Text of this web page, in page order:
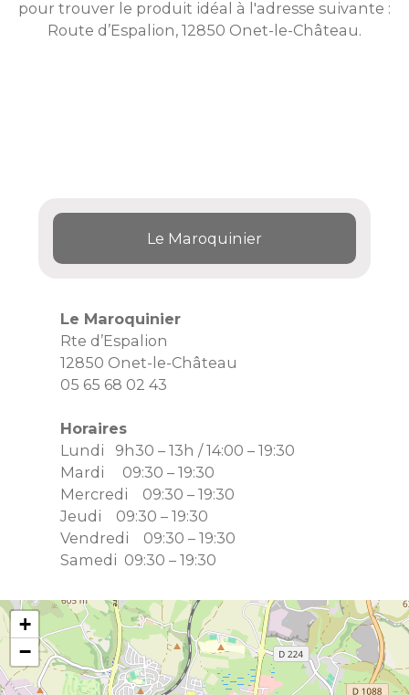
pour trouver le produit idéal à l'adresse suivante :
Route d’Espalion, 12850 Onet-le-Château.
Le Maroquinier
Le Maroquinier
Rte d’Espalion
12850 Onet-le-Château
05 65 68 02 43
Horaires
Lundi 9h30 – 13h / 14:00 – 19:30
Mardi 09:30 – 19:30
Mercredi 09:30 – 19:30
Jeudi 09:30 – 19:30
Vendredi 09:30 – 19:30
Samedi 09:30 – 19:30
+
−